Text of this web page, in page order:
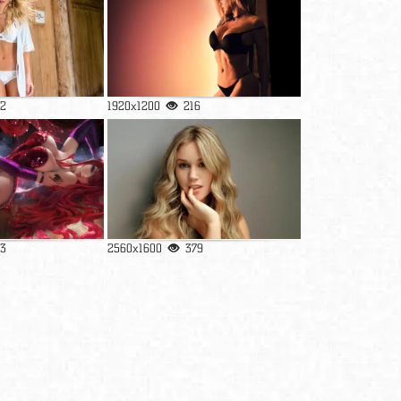
1920x1200 216
2560x1600 379